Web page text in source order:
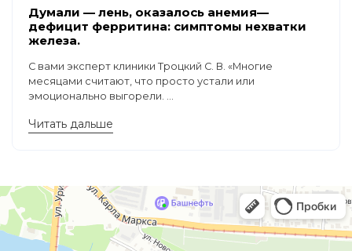
Думали — лень, оказалось анемия—
дефицит ферритина: симптомы нехватки
железа.
С вами эксперт клиники Троцкий С. В. «Многие
месяцами считают, что просто устали или
эмоционально выгорели. ...
Читать дальше